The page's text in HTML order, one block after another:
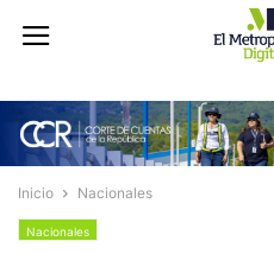
Inicio Nacionales
Nacionales